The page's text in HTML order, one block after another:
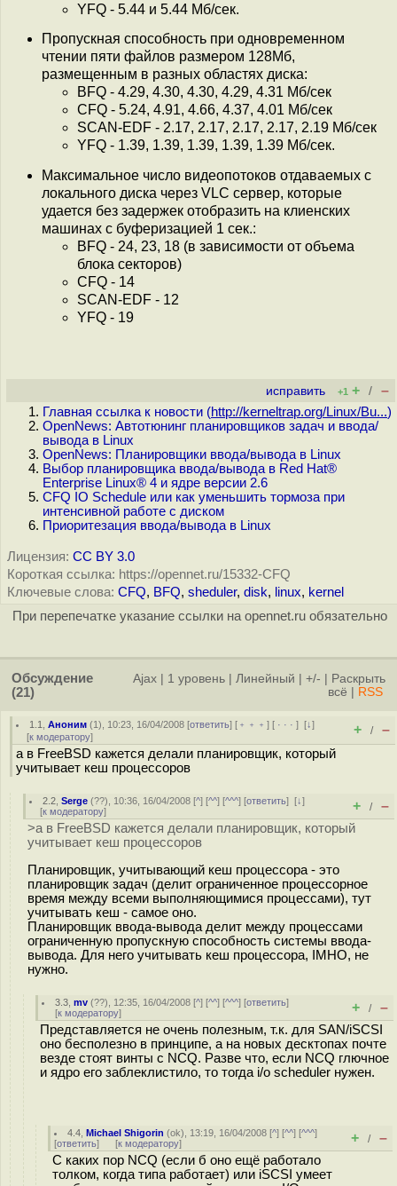
YFQ - 5.44 и 5.44 Мб/сек.
Пропускная способность при одновременном
чтении пяти файлов размером 128Мб,
размещенным в разных областях диска:
BFQ - 4.29, 4.30, 4.30, 4.29, 4.31 Мб/сек
CFQ - 5.24, 4.91, 4.66, 4.37, 4.01 Мб/сек
SCAN-EDF - 2.17, 2.17, 2.17, 2.17, 2.19 Мб/сек
YFQ - 1.39, 1.39, 1.39, 1.39, 1.39 Мб/сек.
Максимальное число видеопотоков отдаваемых с
локального диска через VLC сервер, которые
удается без задержек отобразить на клиенских
машинах с буферизацией 1 сек.:
BFQ - 24, 23, 18 (в зависимости от объема
блока секторов)
CFQ - 14
SCAN-EDF - 12
YFQ - 19
исправить +1 + / –
Главная ссылка к новости (http://kerneltrap.org/Linux/Bu...)
OpenNews: Автотюнинг планировщиков задач и ввода/
вывода в Linux
OpenNews: Планировщики ввода/вывода в Linux
Выбор планировщика ввода/вывода в Red Hat®
Enterprise Linux® 4 и ядре версии 2.6
CFQ IO Schedule или как уменьшить тормоза при
интенсивной работе с диском
Приоритезация ввода/вывода в Linux
Лицензия: CC BY 3.0
Короткая ссылка: https://opennet.ru/15332-CFQ
Ключевые слова: CFQ, BFQ, sheduler, disk, linux, kernel
При перепечатке указание ссылки на opennet.ru обязательно
Обсуждение
(21)
Ajax 1 уровень Линейный +/-
Раскрыть
всё
RSS
1.1 ,Аноним (1), 10:23, 16/04/2008 [ответить] [ ﹢﹢﹢] [ · · ·][↓]
[к модератору] + / –
а в FreeBSD кажется делали планировщик, который
учитывает кеш процессоров
2.2 ,Serge (??), 10:36, 16/04/2008 [^] [^^] [^^^] [ответить][↓]
[к модератору] + / –
>а в FreeBSD кажется делали планировщик, который
учитывает кеш процессоров
Планировщик, учитывающий кеш процессора - это
планировщик задач (делит ограниченное процессорное
время между всеми выполняющимися процессами), тут
учитывать кеш - самое оно.
Планировщик ввода-вывода делит между процессами
ограниченную пропускную способность системы ввода-
вывода. Для него учитывать кеш процессора, IMHO, не
нужно.
3.3 ,mv (??), 12:35, 16/04/2008 [^] [^^] [^^^] [ответить]
[к модератору] + / –
Представляется не очень полезным, т.к. для SAN/iSCSI
оно бесполезно в принципе, а на новых десктопах почте
везде стоят винты с NCQ. Разве что, если NCQ глючное
и ядро его заблеклистило, то тогда i/o scheduler нужен.
4.4 ,Michael Shigorin (ok), 13:19, 16/04/2008 [^] [^^] [^^^]
[ответить] [к модератору] + / –
С каких пор NCQ (если б оно ещё работало
толком, когда типа работает) или iSCSI умеет